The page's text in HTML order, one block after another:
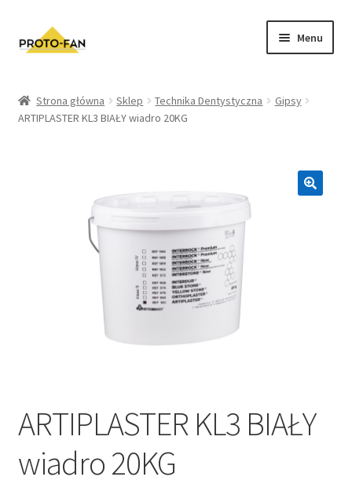
Menu
Kursy Stomatologiczne
Zwroty i Reklamacje
Polityka prywatności
Strona główna Sklep Technika Dentystyczna
Gipsy
ARTIPLASTER KL3 BIAŁY wiadro 20KG
ARTIPLASTER KL3 BIAŁY
wiadro 20KG